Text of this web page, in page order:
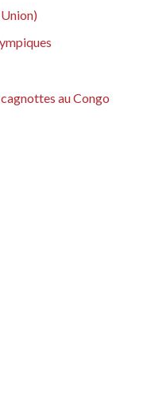
au Congo